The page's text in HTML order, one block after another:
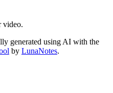
video.
generated using AI with the
by LunaNotes.